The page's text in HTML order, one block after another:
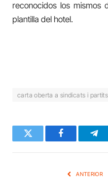
reconocidos los mismos
plantilla del hotel.
carta oberta a sindicats i
Twitter Facebook
ANTERIOR